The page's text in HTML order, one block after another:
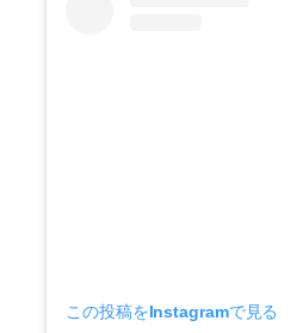
この投稿をInstagramで見る